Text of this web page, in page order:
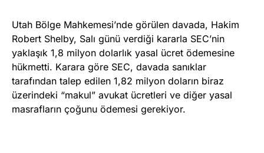
Utah Bölge Mahkemesi’nde görülen davada, Hakim
Robert Shelby, Salı günü verdiği kararla SEC’nin
yaklaşık 1,8 milyon dolarlık yasal ücret ödemesine
hükmetti. Karara göre SEC, davada sanıklar
tarafından talep edilen 1,82 milyon doların biraz
üzerindeki “makul” avukat ücretleri ve diğer yasal
masrafların çoğunu ödemesi gerekiyor.